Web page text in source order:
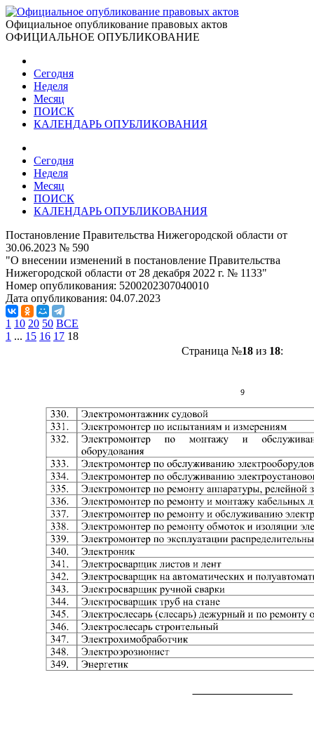
Официальное опубликование правовых актов
ОФИЦИАЛЬНОЕ ОПУБЛИКОВАНИЕ
Сегодня
Неделя
Месяц
ПОИСК
КАЛЕНДАРЬ ОПУБЛИКОВАНИЯ
Сегодня
Неделя
Месяц
ПОИСК
КАЛЕНДАРЬ ОПУБЛИКОВАНИЯ
Постановление Правительства Нижегородской области от
30.06.2023 № 590
"О внесении изменений в постановление Правительства
Нижегородской области от 28 декабря 2022 г. № 1133"
Номер опубликования: 5200202307040010
Дата опубликования: 04.07.2023
1 10 20 50 ВСЕ
1 ... 15 16 17 18
Страница №18из 18: